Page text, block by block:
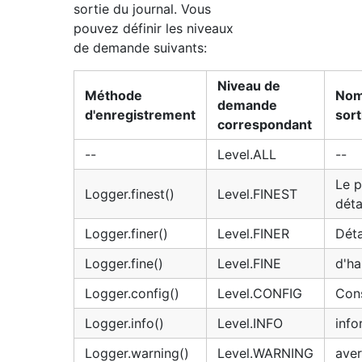
sortie du journal. Vous
pouvez définir les niveaux
de demande suivants:
Méthode
d'enregistrement
Niveau de
demande
correspondant
-- Level.ALL --
Logger.finest() Level.FINEST
Le
Logger.finer()
Level.FINER
Logger.fine()
Level.FINE
Logger.config()
Level.CONFIG
Logger.info()
Level.INFO
Logger.warning()
Level.WARNING